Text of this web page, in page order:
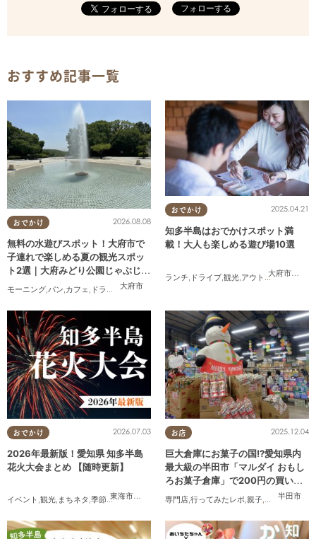
フォローする
おすすめ記事一覧
おでかけ
大府市
2026.08.08
無料の水遊びスポット！大府市で
子連れで楽しめる夏の観光スポッ
ト2選｜大府みどり公園じゃぶじゃ
ぶ池、ぱんやSUNとえふ
モーニング,パン,カフェ, ドライブ ,観光,
おでかけ
大府市
,東浦
2025.04.21
知多半島はおでかけスポット満
載！大人も楽しめる遊び場10選
ランチ, ドライブ,観光,アウトドア , 親子,
おでかけ
東海市
,大府市 知多市,東浦町,阿久比町, 半田市 常滑市,武豊
2026.07.03
2026年最新版！愛知県 知多半島
花火大会まとめ 【随時更新】
イベント ,観光, まちネタ ,季節ネタ ,まとめ記事 親子,夫婦,家族,カップル,友人
お店
半田市
2025.12.04
巨大倉庫にお菓子の国!?愛知県内
最大級の半田市「マルダイ おもし
ろお菓子倉庫」で200円の買い物
にチャレンジ
専門店,行ってみたレポ,親子,家族